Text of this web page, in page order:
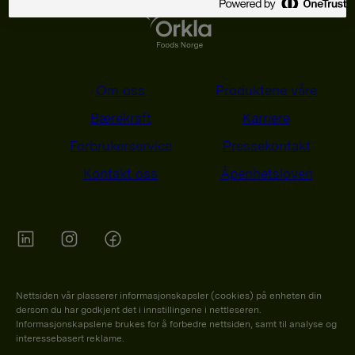
Om oss
Produktene våre
Bærekraft
Karriere
Forbrukerservice
Pressekontakt
Kontakt oss
Åpenhetsloven
Nettsiden vår plasserer informasjonskapsler (cookies) på enheten din
dersom du har godkjent det i innstillingene i nettleseren.
Informasjonskapslene brukes for å forbedre nettsiden, samt til analyse og
interessebasert reklame.